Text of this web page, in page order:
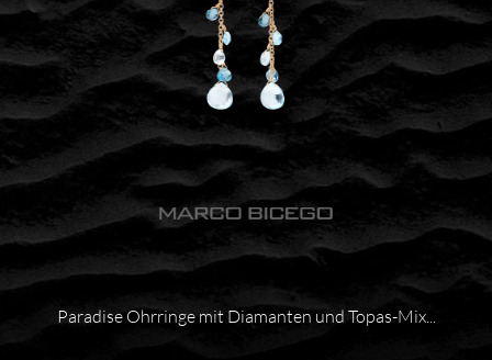
Paradise Ohrringe mit Diamanten und Topas-Mix...